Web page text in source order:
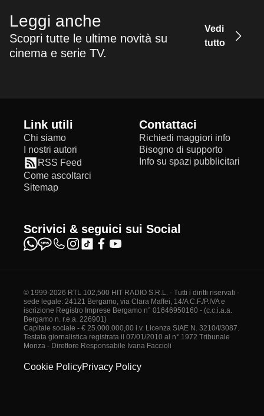
Leggi anche
Scopri tutte le ultime novità su
cinema e serie TV.
Vedi
tutto
Link utili
Chi siamo
I nostri autori
RSS Feed
Come ascoltarci
Sitemap
Contattaci
Richiedi maggiori info
Bisogno di supporto
Info su spazi pubblicitari
Scrivici & seguici sui Social
© 1999-2026 RTL 102,500 HIT RADIO S.R.L. - Tutti i diritti riservati -
sede legale: 24121 Bergamo, via Clara Maffei, 14/A C.F./P.IVA e
iscrizione Registro Imprese Bergamo n° 01646950160 - (c.c.i.a.a.
Bergamo n. r.e.a. 226901)
Capitale sociale - € 25.000.000,00 i.v. Licenza SIAE N. 3210/I/3087.
Testata giornalistica registrata il 07/01/2010 al n° 1972 Tribunale
Monza - Direttore Responsabile Ivana Faccioli
Cookie PolicyPrivacy Policy